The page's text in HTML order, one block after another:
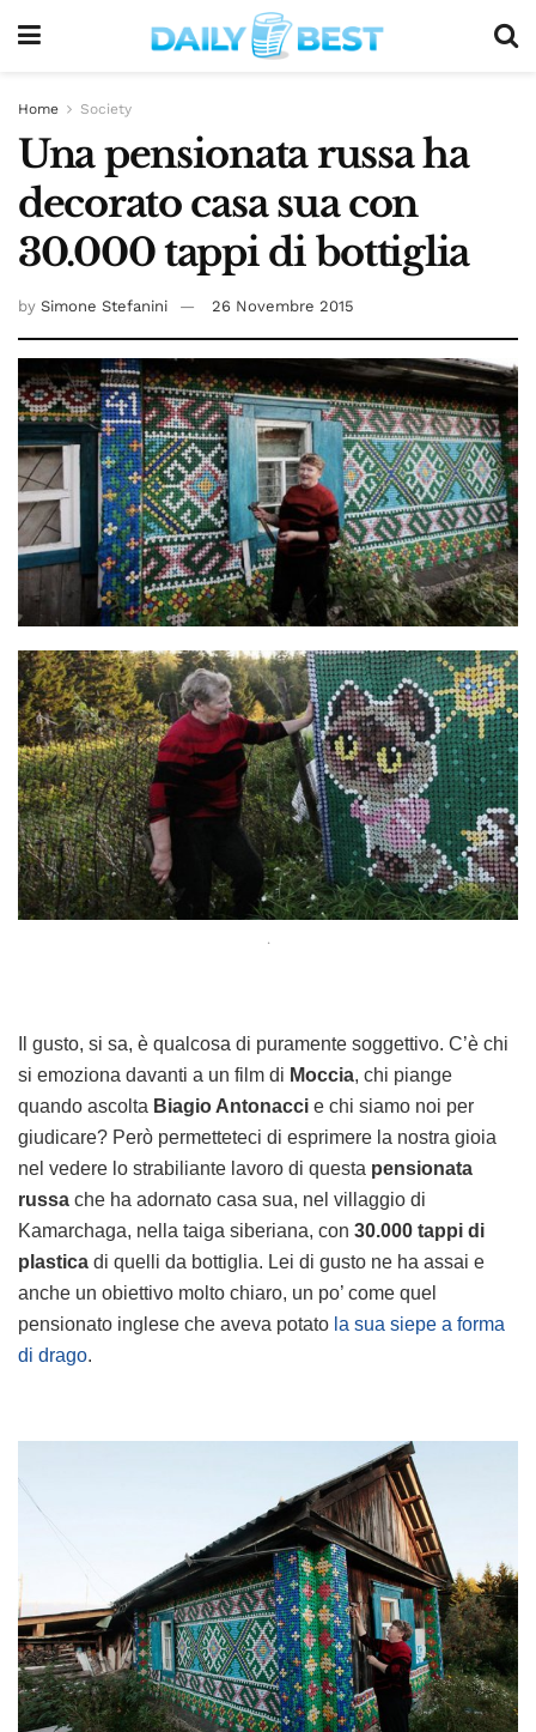
Home Society
Una pensionata russa ha
decorato casa sua con
30.000 tappi di bottiglia
by Simone Stefanini 26 Novembre 2015
.
Il gusto, si sa, è qualcosa di puramente soggettivo. C’è chi
si emoziona davanti a un film di Moccia, chi piange
quando ascolta Biagio Antonacci e chi siamo noi per
giudicare? Però permetteteci di esprimere la nostra gioia
nel vedere lo strabiliante lavoro di questa pensionata
russa che ha adornato casa sua, nel villaggio di
Kamarchaga, nella taiga siberiana, con 30.000 tappi di
plastica di quelli da bottiglia. Lei di gusto ne ha assai e
anche un obiettivo molto chiaro, un po’ come quel
pensionato inglese che aveva potato la sua siepe a forma
di drago.